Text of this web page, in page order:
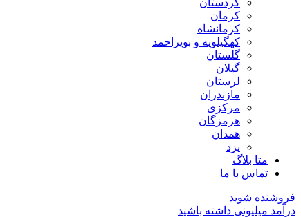
کرمان
کرمانشاه
کهگیلویه و بویراحمد
گلستان
گیلان
لرستان
مازندران
مرکزی
هرمزگان
همدان
یزد
متا بلاگ
تماس با ما
فروشنده شوید
درآمد میلیونی داشته باشید